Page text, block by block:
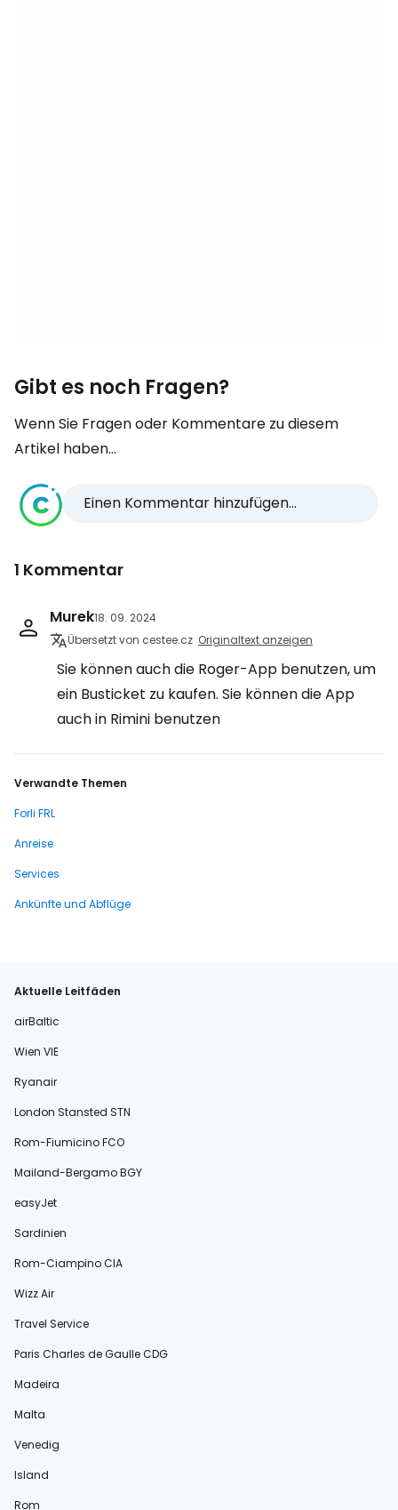
Gibt es noch Fragen?
Wenn Sie Fragen oder Kommentare zu diesem
Artikel haben...
Einen Kommentar hinzufügen...
1 Kommentar
Murek18. 09. 2024
Übersetzt von cestee.cz Originaltext anzeigen
Sie können auch die Roger-App benutzen, um
ein Busticket zu kaufen. Sie können die App
auch in Rimini benutzen
Verwandte Themen
Forli FRL
Anreise
Services
Ankünfte und Abflüge
Aktuelle Leitfäden
airBaltic
Wien VIE
Ryanair
London Stansted STN
Rom-Fiumicino FCO
Mailand-Bergamo BGY
easyJet
Sardinien
Rom-Ciampino CIA
Wizz Air
Travel Service
Paris Charles de Gaulle CDG
Madeira
Malta
Venedig
Island
Rom